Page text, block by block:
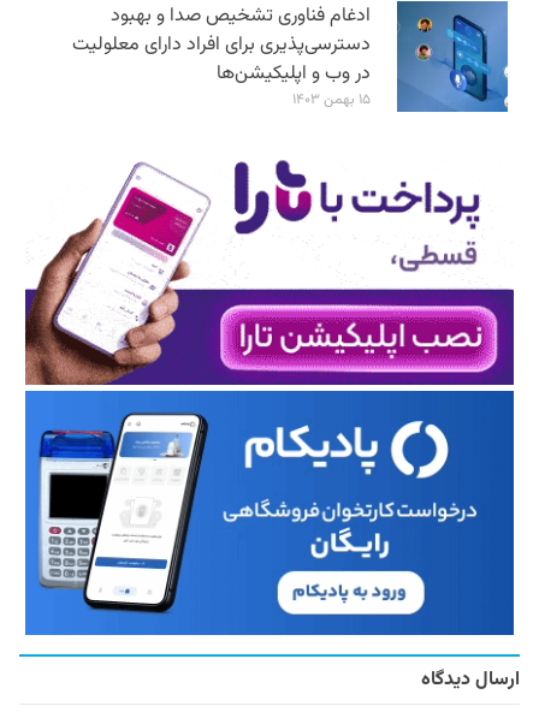
ادغام فناوری تشخیص صدا و بهبود
دسترسی‌پذیری برای افراد دارای معلولیت
در وب و اپلیکیشن‌ها
۱۵ بهمن ۱۴۰۳
ارسال دیدگاه